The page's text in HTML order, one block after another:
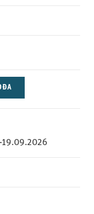
19.09.2026